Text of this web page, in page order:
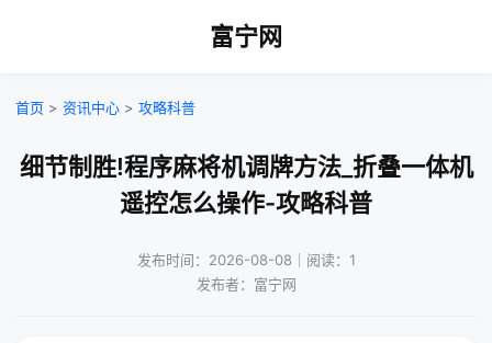
富宁网
首页 > 资讯中心 > 攻略科普
细节制胜!程序麻将机调牌方法_折叠一体机
遥控怎么操作-攻略科普
发布时间：2026-08-08｜阅读：1
发布者：富宁网